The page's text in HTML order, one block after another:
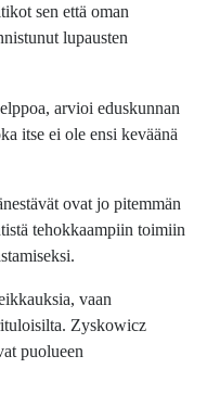
sen että oman
lupausten
arvioi eduskunnan
itse ei ole ensi keväänä
ovat jo pitemmän
tehokkaampiin toimiin
vaan
Zyskowicz
puolueen